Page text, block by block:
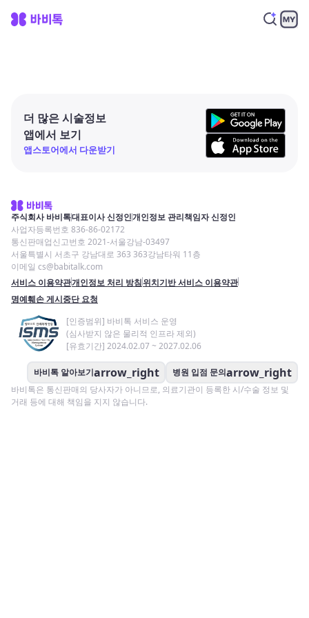
더 많은 시술정보
앱에서 보기
앱스토어에서 다운받기
주식회사 바비톡대표이사 신정인개인정보 관리책임자 신정인
사업자등록번호 836-86-02172
통신판매업신고번호 2021-서울강남-03497
서울특별시 서초구 강남대로 363 363강남타워 11층
이메일 cs@babitalk.com
서비스 이용약관개인정보 처리 방침위치기반 서비스 이용약관
명예훼손 게시중단 요청
[인증범위] 바비톡 서비스 운영
(심사받지 않은 물리적 인프라 제외)
[유효기간] 2024.02.07 ~ 2027.02.06
바비톡 알아보기arrow_right 병원 입점 문의arrow_right
바비톡은 통신판매의 당사자가 아니므로, 의료기관이 등록한 시/수술 정보 및
거래 등에 대해 책임을 지지 않습니다.